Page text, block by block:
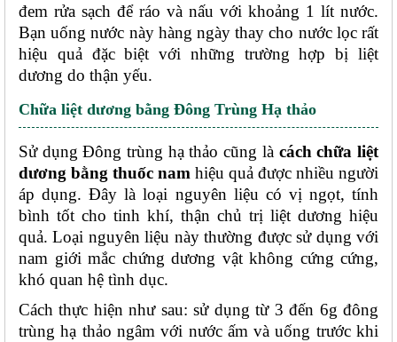
đem rửa sạch để ráo và nấu với khoảng 1 lít nước.
Bạn uống nước này hàng ngày thay cho nước lọc rất
hiệu quả đặc biệt với những trường hợp bị liệt
dương do thận yếu.
Chữa liệt dương bằng Đông Trùng Hạ thảo
Sử dụng Đông trùng hạ thảo cũng là cách chữa liệt
dương bằng thuốc nam hiệu quả được nhiều người
áp dụng. Đây là loại nguyên liệu có vị ngọt, tính
bình tốt cho tinh khí, thận chủ trị liệt dương hiệu
quả. Loại nguyên liệu này thường được sử dụng với
nam giới mắc chứng dương vật không cứng cứng,
khó quan hệ tình dục.
Cách thực hiện như sau: sử dụng từ 3 đến 6g đông
trùng hạ thảo ngâm với nước ấm và uống trước khi